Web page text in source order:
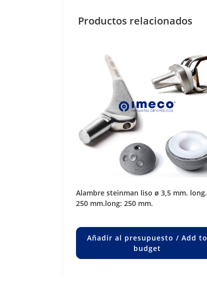
Productos relacionados
alambre steinman liso ø 3,5 mm. long.
250 mm.long: 250 mm.
Añadir al presupuesto / Add to
budget